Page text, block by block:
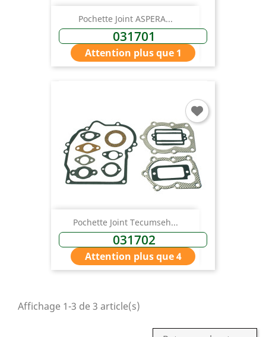
Pochette Joint ASPERA...
031701
Attention plus que 1
Pochette Joint Tecumseh...
031702
Attention plus que 4
Affichage 1-3 de 3 article(s)
Annuler Connexion